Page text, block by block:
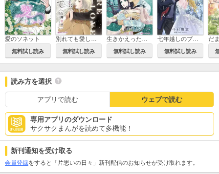
愛のソネット
無料試し読み
別れても愛しくて
無料試し読み
生きかえった花嫁
無料試し読み
七年越しのプロポーズ
無料試し読み
読み方を選択
アプリで読む ウェブで読む
専用アプリのダウンロード
サクサクまんがを読めて多機能！
新刊通知を受け取る
会員登録をすると「片思いの日々」新刊配信のお知らせが受け取れます。